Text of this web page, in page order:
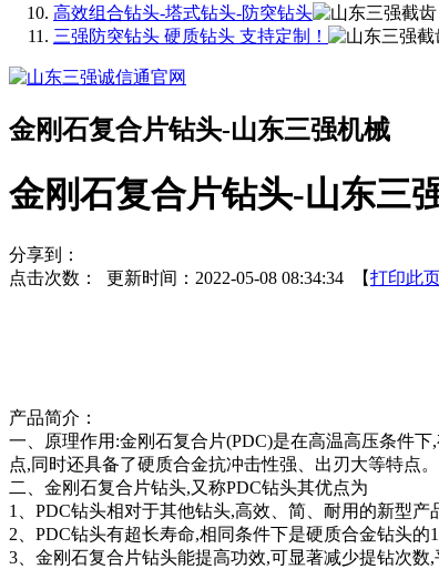
高效组合钻头-塔式钻头-防突钻头
三强防突钻头 硬质钻头 支持定制！
金刚石复合片钻头-山东三强机械
金刚石复合片钻头-山东三
分享到：
点击次数：
更新时间：2022-05-08 08:34:34 【打印此
产品简介：
一、原理作用:金刚石复合片(PDC)是在高温高压条件
点,同时还具备了硬质合金抗冲击性强、出刃大等特点
二、金刚石复合片钻头,又称PDC钻头其优点为
1、PDC钻头相对于其他钻头,高效、简、耐用的新型产
2、PDC钻头有超长寿命,相同条件下是硬质合金钻头的
3、金刚石复合片钻头能提高功效,可显著减少提钻次数,